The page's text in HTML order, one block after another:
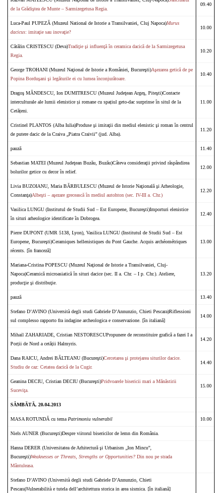
de la Grădiştea de Munte – Sarmizegetusa Regia.
09.40
Luca-Paul PUPEZĂ (Muzeul National de Istorie a Transilvaniei, Cluj Napoca)Murus
dacicus: imitaţie sau inovaţie?
10.00
Cătălin CRISTESCU (Deva)Tradiţie şi influenţă în ceramica dacică de la Sarmizegetusa
Regia.
10.20
George TROHANI (Muzeul Naţional de Istorie a României, Bucureşti)Aşezarea getică de pe
Popina Borduşani şi legăturile ei cu lumea înconjurătoare.
10.40
Dragoş MĂNDESCU, Ion DUMITRESCU (Muzeul Judeţean Argeş, Piteşti)Contacte
interculturale ale lumii elenistice și romane cu spațiul geto-dac surprinse în situl de la
Cetățeni.
11.00
Cristinel PLANTOS (Alba Iulia)Produse şi imitaţii din mediul elenistic şi roman în centrul
de putere dacic de la Craiva „Piatra Craivii” (jud. Alba).
11.20
pauză 11.40
Sebastian MATEI (Muzeul Judeţean Buzău, Buzău)Câteva consideraţii privind răspândirea
bolurilor getice cu decor în relief.
12.00
Livia BUZOIANU, Maria BĂRBULESCU (Muzeul de Istorie Naţională şi Arheologie,
Constanţa)Albeşti – aşezare grecească în mediul autohton (sec. IV-III a. Chr.)
12.20
Vasilica LUNGU (Institutul de Studii Sud – Est Europene, Bucureşti)Importuri elenistice
în situri arheologice identificate în Dobrogea.
12.40
Pierre DUPONT (UMR 5138, Lyon), Vasilica LUNGU (Institutul de Studii Sud – Est
Europene, Bucureşti)Ceramiques hellenistiques du Pont Gauche. Acquis archéométriques
récents. [în franceză]
13.00
Mariana-Cristina POPESCU (Muzeul Naţional de Istorie a Transilvaniei, Cluj-
Napoca)Ceramică microasiatică în situri dacice (sec. II a. Chr. – I p. Chr.). Ateliere,
producţie şi distribuţie.
13.20
pauză 13.40
Stefano D’AVINO (Università degli studi Gabriele D’Annunzio, Chieti Pescara)Riflessioni
sul complesso rapporto fra indagine archeologica e conservazione. [în italiană]
14.00
Mihail ZAHARIADE, Cristian NESTORESCUPropunere de reconstituire grafică a fazei I a
Porții de Nord a cetății Halmyris.
14.20
Dana RAICU, Andrei BĂLTEANU (Bucureşti)Cercetarea şi protejarea siturilor dacice.
Studiu de caz: Cetatea dacică de la Cugir.
14.40
Geanina DECIU, Cristian DECIU (Bucureşti)Pridvoarele bisericii mari a Mănăstirii
Suceviţa.
15.00
SÂMBĂTĂ, 20.04.2013
MASA ROTUNDĂ cu temaPatrimoniu vulnerabil 10.00
Niels AUNER (Bucureşti)Despre viitorul bisericilor de lemn din România.
Hanna DERER (Universitatea de Arhitectură şi Urbanism „Ion Mincu”,
Bucureşti)Weaknesses or Threats, Strengths or Opportunities? Din nou pe strada
Mântuleasa.
Stefano D’AVINO (Università degli studi Gabriele D’Annunzio, Chieti
Pescara)Vulnerabilità e tutela dell’architettura storica in area sismica. [în italiană]